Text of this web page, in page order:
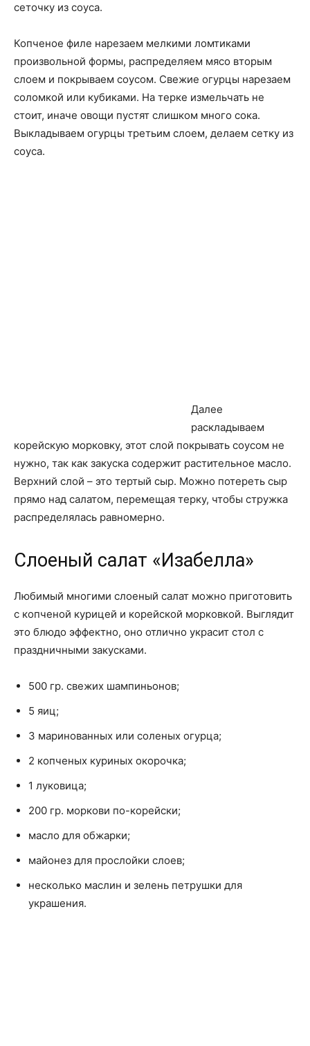
сеточку из соуса.
Копченое филе нарезаем мелкими ломтиками
произвольной формы, распределяем мясо вторым
слоем и покрываем соусом. Свежие огурцы нарезаем
соломкой или кубиками. На терке измельчать не
стоит, иначе овощи пустят слишком много сока.
Выкладываем огурцы третьим слоем, делаем сетку из
соуса.
Далее
раскладываем
корейскую морковку, этот слой покрывать соусом не
нужно, так как закуска содержит растительное масло.
Верхний слой – это тертый сыр. Можно потереть сыр
прямо над салатом, перемещая терку, чтобы стружка
распределялась равномерно.
Слоеный салат «Изабелла»
Любимый многими слоеный салат можно приготовить
с копченой курицей и корейской морковкой. Выглядит
это блюдо эффектно, оно отлично украсит стол с
праздничными закусками.
500 гр. свежих шампиньонов;
5 яиц;
3 маринованных или соленых огурца;
2 копченых куриных окорочка;
1 луковица;
200 гр. моркови по-корейски;
масло для обжарки;
майонез для прослойки слоев;
несколько маслин и зелень петрушки для
украшения.